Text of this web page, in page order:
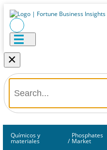
×
Químicos y
materiales /
Phosphates
Market